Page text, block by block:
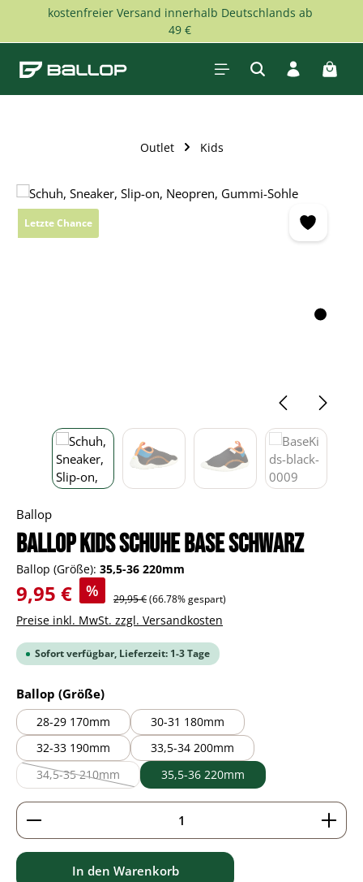
Zum Hauptinhalt springen
kostenfreier Versand innerhalb Deutschlands ab
49 €
Outlet Kids
Bildergalerie überspringen
Letzte Chance
Ballop
BALLOP Kids Schuhe Base schwarz
Ballop (Größe): 35,5-36 220mm
Verkaufspreis:
9,95 € % Regulärer Preis:
29,95 €(66.78% gespart)
Preise inkl. MwSt. zzgl. Versandkosten
Sofort verfügbar, Lieferzeit: 1-3 Tage
Ballop (Größe)auswählen
28-29 170mm
30-31 180mm
32-33 190mm
33,5-34 200mm
34,5-35 210mm
(Diese Option ist zurzeit nicht verfügbar.)
35,5-36 220mm
Produkt Anzahl: Gib den gewünschten Wert ein
In den Warenkorb